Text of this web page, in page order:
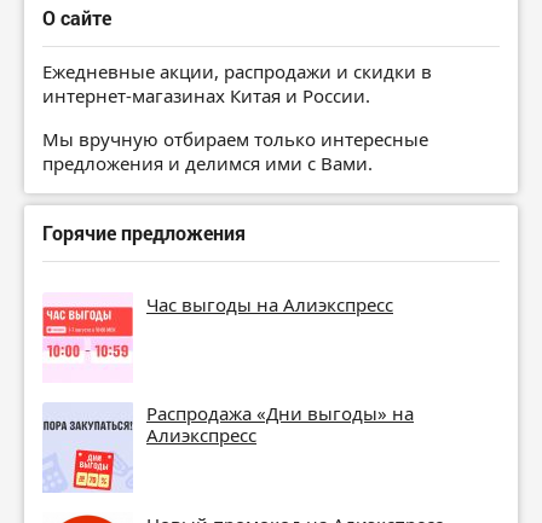
О сайте
Ежедневные акции, распродажи и скидки в
интернет-магазинах Китая и России.
Мы вручную отбираем только интересные
предложения и делимся ими с Вами.
Горячие предложения
Час выгоды на Алиэкспресс
Распродажа «Дни выгоды» на
Алиэкспресс